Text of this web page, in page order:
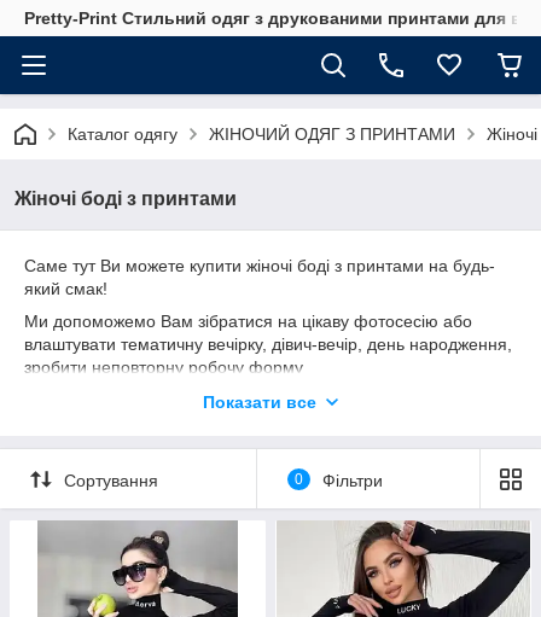
Pretty-Print Стильний одяг з друкованими принтами для
Каталог одягу ЖІНОЧИЙ ОДЯГ З ПРИНТАМИ
Жіночі боді з принтами
Саме тут Ви можете купити жіночі боді з принтами на будь-
який смак!
Ми допоможемо Вам зібратися на цікаву фотосесію або
влаштувати тематичну вечірку, дівич-вечір, день народження,
зробити неповторну робочу форму
Все що Вам потрібно це погортати наш каталог або
менеджера про свої бажання і чекати посилку.
Принт наноситься за допомогою цифрового друку, виконання
Показати все
Сортування 0 Фільтри